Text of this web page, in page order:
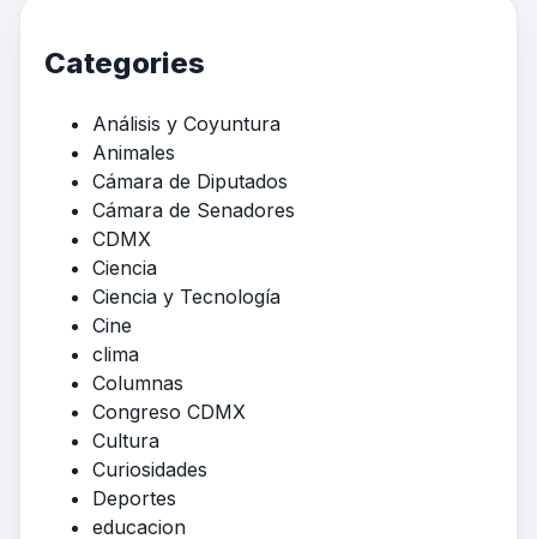
Categories
Análisis y Coyuntura
Animales
Cámara de Diputados
Cámara de Senadores
CDMX
Ciencia
Ciencia y Tecnología
Cine
clima
Columnas
Congreso CDMX
Cultura
Curiosidades
Deportes
educacion